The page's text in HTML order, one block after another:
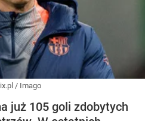
/ Imago
już 105 goli zdobytych